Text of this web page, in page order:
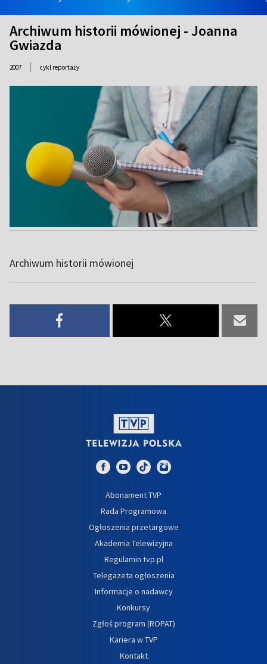
Archiwum historii mówionej - Joanna
Gwiazda
2007 | cykl reportaży
Archiwum historii mówionej
Abonament TVP
Rada Programowa
Ogłoszenia przetargowe
Akademia Telewizyjna
Regulamin tvp.pl
Telegazeta ogłoszenia
Informacje o nadawcy
Konkursy
Zgłoś program (ROPAT)
Kariera w TVP
Kontakt